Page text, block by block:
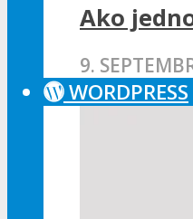
Ako
9.
WORDPRESS